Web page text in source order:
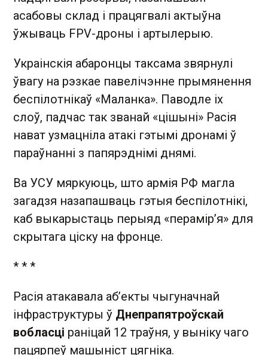
асабовы склад і працягвалі актыўна
ўжываць FPV-дроны і артылерыю.
Украінскія абаронцы таксама звярнулі
ўвагу на рэзкае павелічэнне прымянення
беспілотнікаў «Маланка». Паводле іх
слоў, падчас так званай «цішыні» Расія
нават узмацніла атакі гэтымі дронамі ў
параўнанні з папярэднімі днямі.
Ва УСУ мяркуюць, што армія РФ магла
загадзя назапашваць гэтыя беспілотнікі,
каб выкарыстаць перыяд «перамір’я» для
скрытага ціску на фронце.
* * *
Расія атакавала аб’екты чыгуначнай
інфраструктуры ў Днепрапятроўскай
вобласці раніцай 12 траўня, у выніку чаго
пацярпеў машыніст цягніка.